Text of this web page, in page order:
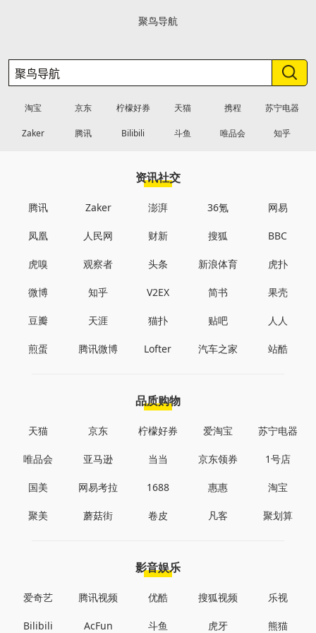
聚鸟导航
淘宝 京东 柠檬好券 天猫 携程 苏宁电器
Zaker 腾讯 Bilibili 斗鱼 唯品会 知乎
资讯社交
腾讯 Zaker 澎湃 36氪 网易
凤凰 人民网 财新 搜狐 BBC
虎嗅 观察者 头条 新浪体育 虎扑
微博 知乎 V2EX 简书 果壳
豆瓣 天涯 猫扑 贴吧 人人
煎蛋 腾讯微博 Lofter 汽车之家 站酷
品质购物
天猫 京东 柠檬好券 爱淘宝 苏宁电器
唯品会 亚马逊 当当 京东领券 1号店
国美 网易考拉 1688 惠惠 淘宝
聚美 蘑菇街 卷皮 凡客 聚划算
影音娱乐
爱奇艺 腾讯视频 优酷 搜狐视频 乐视
Bilibili AcFun 斗鱼 虎牙 熊猫